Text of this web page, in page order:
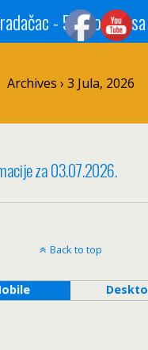
Archives › 3 Jula, 2026
za 03.07.2026.
Back to top